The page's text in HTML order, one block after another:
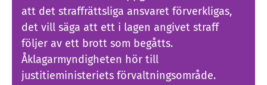
att det straffrättsliga ansvaret förverkligas,
det vill säga att ett i lagen angivet straff
följer av ett brott som begåtts.
Åklagarmyndigheten hör till
justitieministeriets förvaltningsområde.